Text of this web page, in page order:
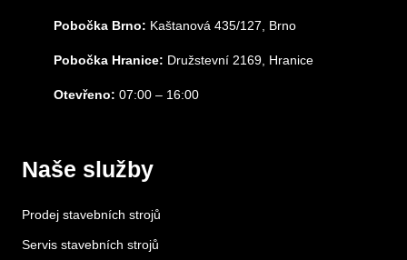
Pobočka Brno: Kaštanová 435/127, Brno
Pobočka Hranice: Družstevní 2169, Hranice
Otevřeno: 07:00 – 16:00
Naše služby
Prodej stavebních strojů
Servis stavebních strojů